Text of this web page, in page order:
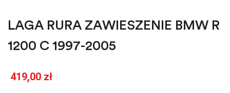
LAGA RURA ZAWIESZENIE BMW R
1200 C 1997-2005
419,00 zł